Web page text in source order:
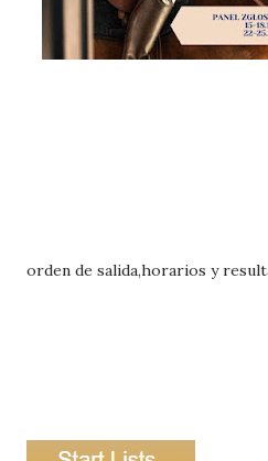
orden de salida,horarios y